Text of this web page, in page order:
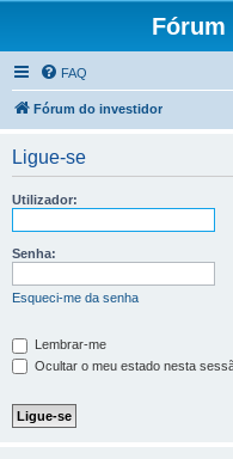
FAQ
Fórum do investidor
Ligue-se
Utilizador:
Senha:
Esqueci-me da senha
Lembrar-me
Ocultar o meu estado nesta